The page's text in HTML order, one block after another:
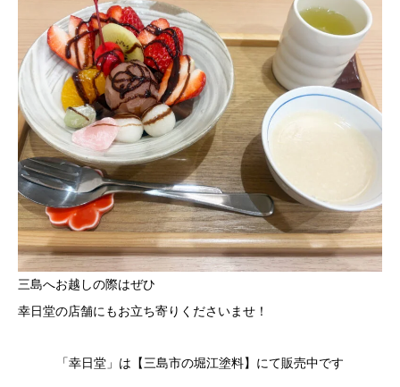
三島へお越しの際はぜひ
幸日堂の店舗にもお立ち寄りくださいませ！
「幸日堂」は【三島市の堀江塗料】にて販売中です